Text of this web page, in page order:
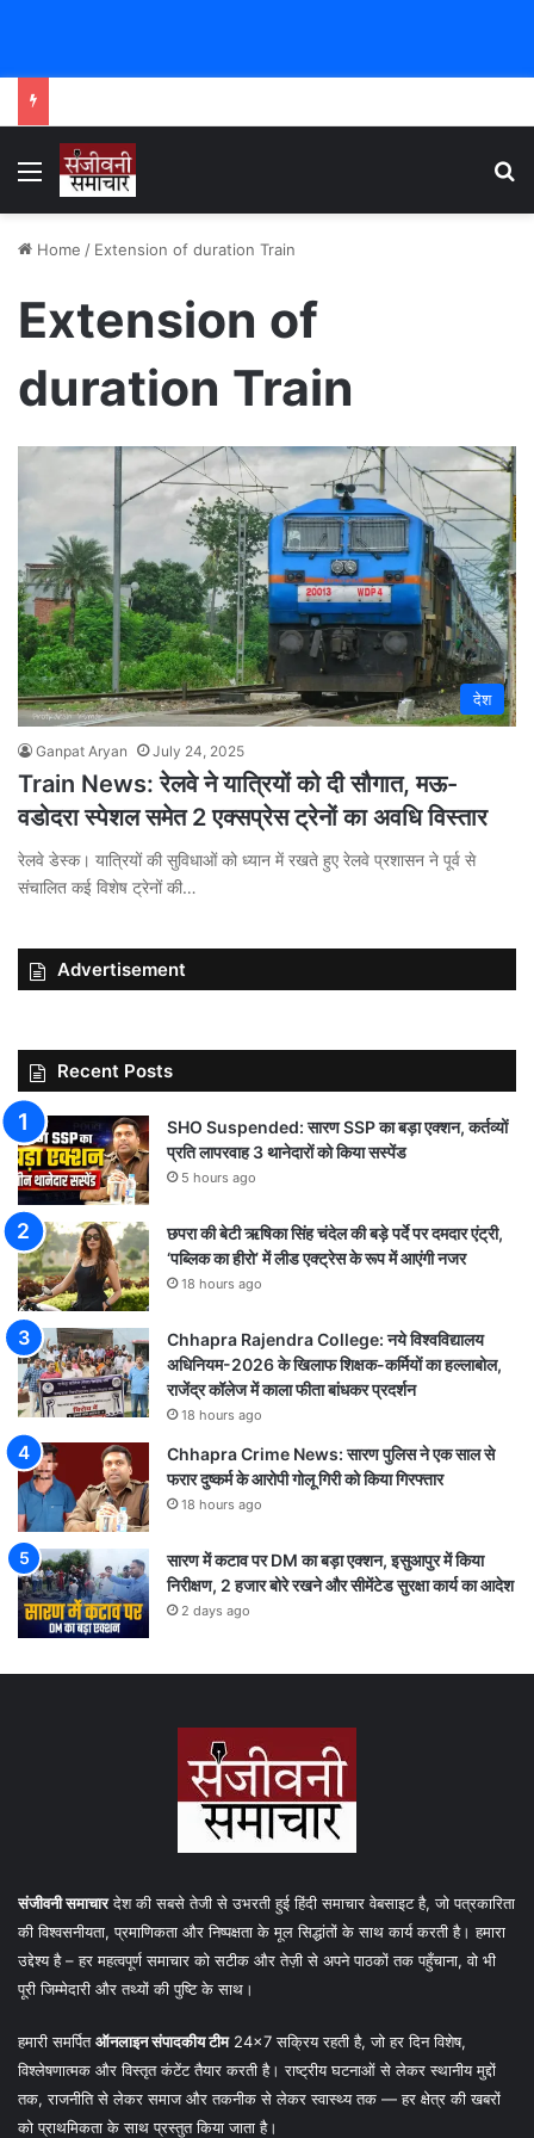
Menu
Home / Extension of duration Train
Extension of
duration Train
देश
Ganpat Aryan July 24, 2025
Train News: रेलवे ने यात्रियों को दी सौगात, मऊ-
वडोदरा स्पेशल समेत 2 एक्सप्रेस ट्रेनों का अवधि विस्तार
रेलवे डेस्क। यात्रियों की सुविधाओं को ध्यान में रखते हुए रेलवे प्रशासन ने पूर्व से
संचालित कई विशेष ट्रेनों की…
Advertisement
Recent Posts
SHO Suspended: सारण SSP का बड़ा एक्शन, कर्तव्यों
प्रति लापरवाह 3 थानेदारों को किया सस्पेंड
5 hours ago
छपरा की बेटी ऋषिका सिंह चंदेल की बड़े पर्दे पर दमदार एंट्री,
‘पब्लिक का हीरो’ में लीड एक्ट्रेस के रूप में आएंगी नजर
18 hours ago
Chhapra Rajendra College: नये विश्वविद्यालय
अधिनियम-2026 के खिलाफ शिक्षक-कर्मियों का हल्लाबोल,
राजेंद्र कॉलेज में काला फीता बांधकर प्रदर्शन
18 hours ago
Chhapra Crime News: सारण पुलिस ने एक साल से
फरार दुष्कर्म के आरोपी गोलू गिरी को किया गिरफ्तार
18 hours ago
सारण में कटाव पर DM का बड़ा एक्शन, इसुआपुर में किया
निरीक्षण, 2 हजार बोरे रखने और सीमेंटेड सुरक्षा कार्य का आदेश
2 days ago
संजीवनी समाचारदेश की सबसे तेजी से उभरती हुई हिंदी समाचार वेबसाइट है, जो पत्रकारिता
की विश्वसनीयता, प्रमाणिकता और निष्पक्षता के मूल सिद्धांतों के साथ कार्य करती है। हमारा
उद्देश्य है – हर महत्वपूर्ण समाचार को सटीक और तेज़ी से अपने पाठकों तक पहुँचाना, वो भी
पूरी जिम्मेदारी और तथ्यों की पुष्टि के साथ।
हमारी समर्पितऑनलाइन संपादकीय टीम24×7 सक्रिय रहती है, जो हर दिन विशेष,
विश्लेषणात्मक और विस्तृत कंटेंट तैयार करती है। राष्ट्रीय घटनाओं से लेकर स्थानीय मुद्दों
तक, राजनीति से लेकर समाज और तकनीक से लेकर स्वास्थ्य तक — हर क्षेत्र की खबरों
को प्राथमिकता के साथ प्रस्तुत किया जाता है।